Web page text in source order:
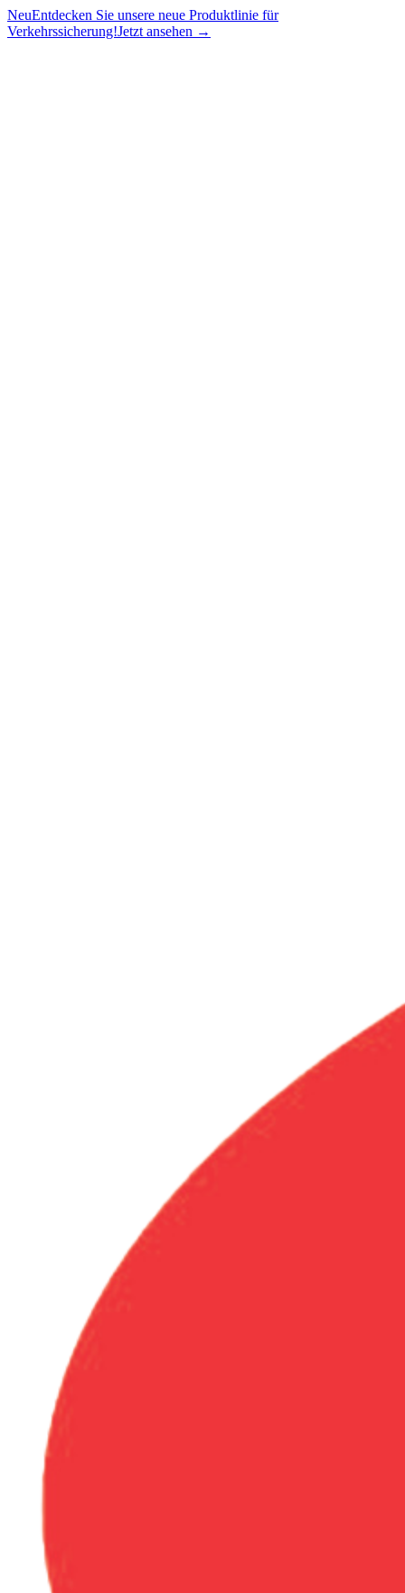
NeuEntdecken Sie unsere neue Produktlinie für
Verkehrssicherung!Jetzt ansehen →